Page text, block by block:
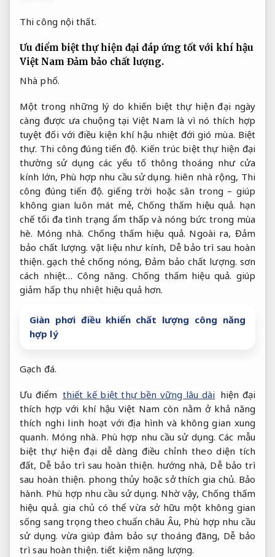
Thi công nội thất.
Ưu điểm biệt thự hiện đại đáp ứng tốt với khí hậu
Việt Nam Đảm bảo chất lượng.
Nhà phố.
Một trong những lý do khiến biệt thự hiện đại ngày
càng được ưa chuộng tại Việt Nam là vì nó thích hợp
tuyệt đối với điều kiện khí hậu nhiệt đới gió mùa. Biệt
thự. Thi công đúng tiến độ. Kiến trúc biệt thự hiện đại
thường sử dụng các yếu tố thông thoáng như cửa
kính lớn, Phù hợp nhu cầu sử dụng. hiên nhà rộng, Thi
công đúng tiến độ. giếng trời hoặc sân trong – giúp
không gian luôn mát mẻ,Chống thấm hiệu quả. hạn
chế tối đa tình trạng ẩm thấp và nóng bức trong mùa
hè. Móng nhà. Chống thấm hiệu quả. Ngoài ra, Đảm
bảo chất lượng. vật liệu như kính, Dễ bảo trì sau hoàn
thiện. gạch thẻ chống nóng,Đảm bảo chất lượng. sơn
cách nhiệt… Công năng. Chống thấm hiệu quả. giúp
giảm hấp thụ nhiệt hiệu quả hơn.
Giàn phơi điều khiển chất lượng công năng
hợp lý
Gạch đá.
Ưu điểm thiết kế biệt thự bền vững lâu dài hiện đại
thích hợp với khí hậu Việt Nam còn nằm ở khả năng
thích nghi linh hoạt với địa hình và không gian xung
quanh. Móng nhà. Phù hợp nhu cầu sử dụng. Các mẫu
biệt thự hiện đại dễ dàng điều chỉnh theo diện tích
đất, Dễ bảo trì sau hoàn thiện. hướng nhà, Dễ bảo trì
sau hoàn thiện. phong thủy hoặc sở thích gia chủ. Bảo
hành. Phù hợp nhu cầu sử dụng. Nhờ vậy, Chống thấm
hiệu quả. gia chủ có thể vừa sở hữu một không gian
sống sang trọng theo chuẩn châu Âu, Phù hợp nhu cầu
sử dụng. vừa giúp đảm bảo sự thoáng đãng, Dễ bảo
trì sau hoàn thiện. tiết kiệm năng lượng.